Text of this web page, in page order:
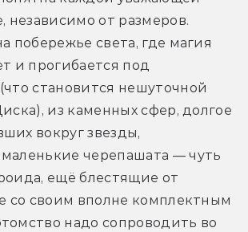
независимо от размеров.
побережье света, где магия
и прогибается под
становится нешуточной
из каменных сфер, долгое
вокруг звезды,
черепашата — чуть
ещё блестящие от
со своим вполне комплектным
надо сопроводить во